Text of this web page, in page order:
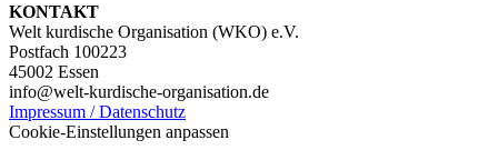
KONTAKT
Welt kurdische Organisation (WKO) e.V.
Postfach 100223
45002 Essen
info@welt-kurdische-organisation.de
Impressum / Datenschutz
Cookie-Einstellungen anpassen